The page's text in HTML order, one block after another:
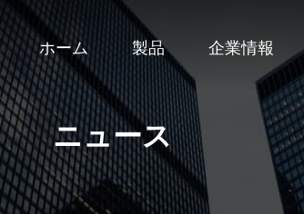
ホーム 製品 企業情報
ニュース